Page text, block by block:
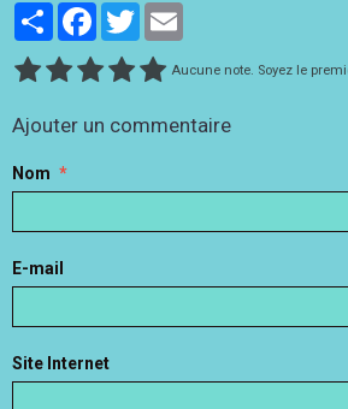
PartagerFacebook
Twitter
Aucune note. Soyez le
Ajouter un commentaire
Nom
E-mail
Site Internet